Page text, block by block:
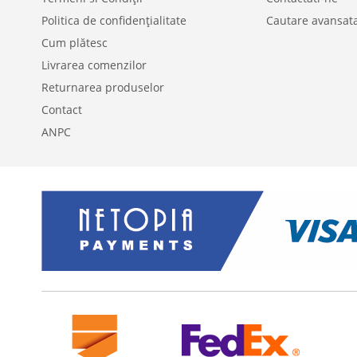
Politica de confidențialitate
Cum plătesc
Livrarea comenzilor
Returnarea produselor
Contact
ANPC
Cautare